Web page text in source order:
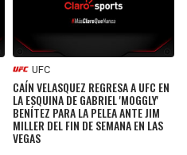
UFC
CAÍN VELASQUEZ REGRESA A UFC EN
LA ESQUINA DE GABRIEL 'MOGGLY'
BENÍTEZ PARA LA PELEA ANTE JIM
MILLER DEL FIN DE SEMANA EN LAS
VEGAS